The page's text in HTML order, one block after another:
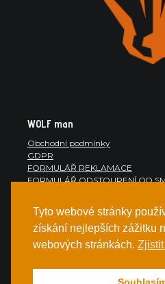
WOLF man
Obchodní podmínky
GDPR
FORMULÁŘ REKLAMACE
FORMULÁŘ ODSTOUPENÍ OD
Štěpán Stránský, IČ: 71308946,
Praha 4
Tyto webové stránky
získání nejlepších zážitku
webových stránkách.